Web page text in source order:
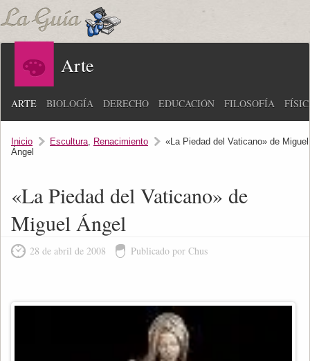
Arte
ARTE BIOLOGÍA DERECHO EDUCACIÓN FILOSOFÍA
Inicio Escultura, Renacimiento
«La Piedad del Vaticano» de Miguel
Ángel
«La Piedad del Vaticano» de
Miguel Ángel
28 de abril de 2008 Publicado por Chus